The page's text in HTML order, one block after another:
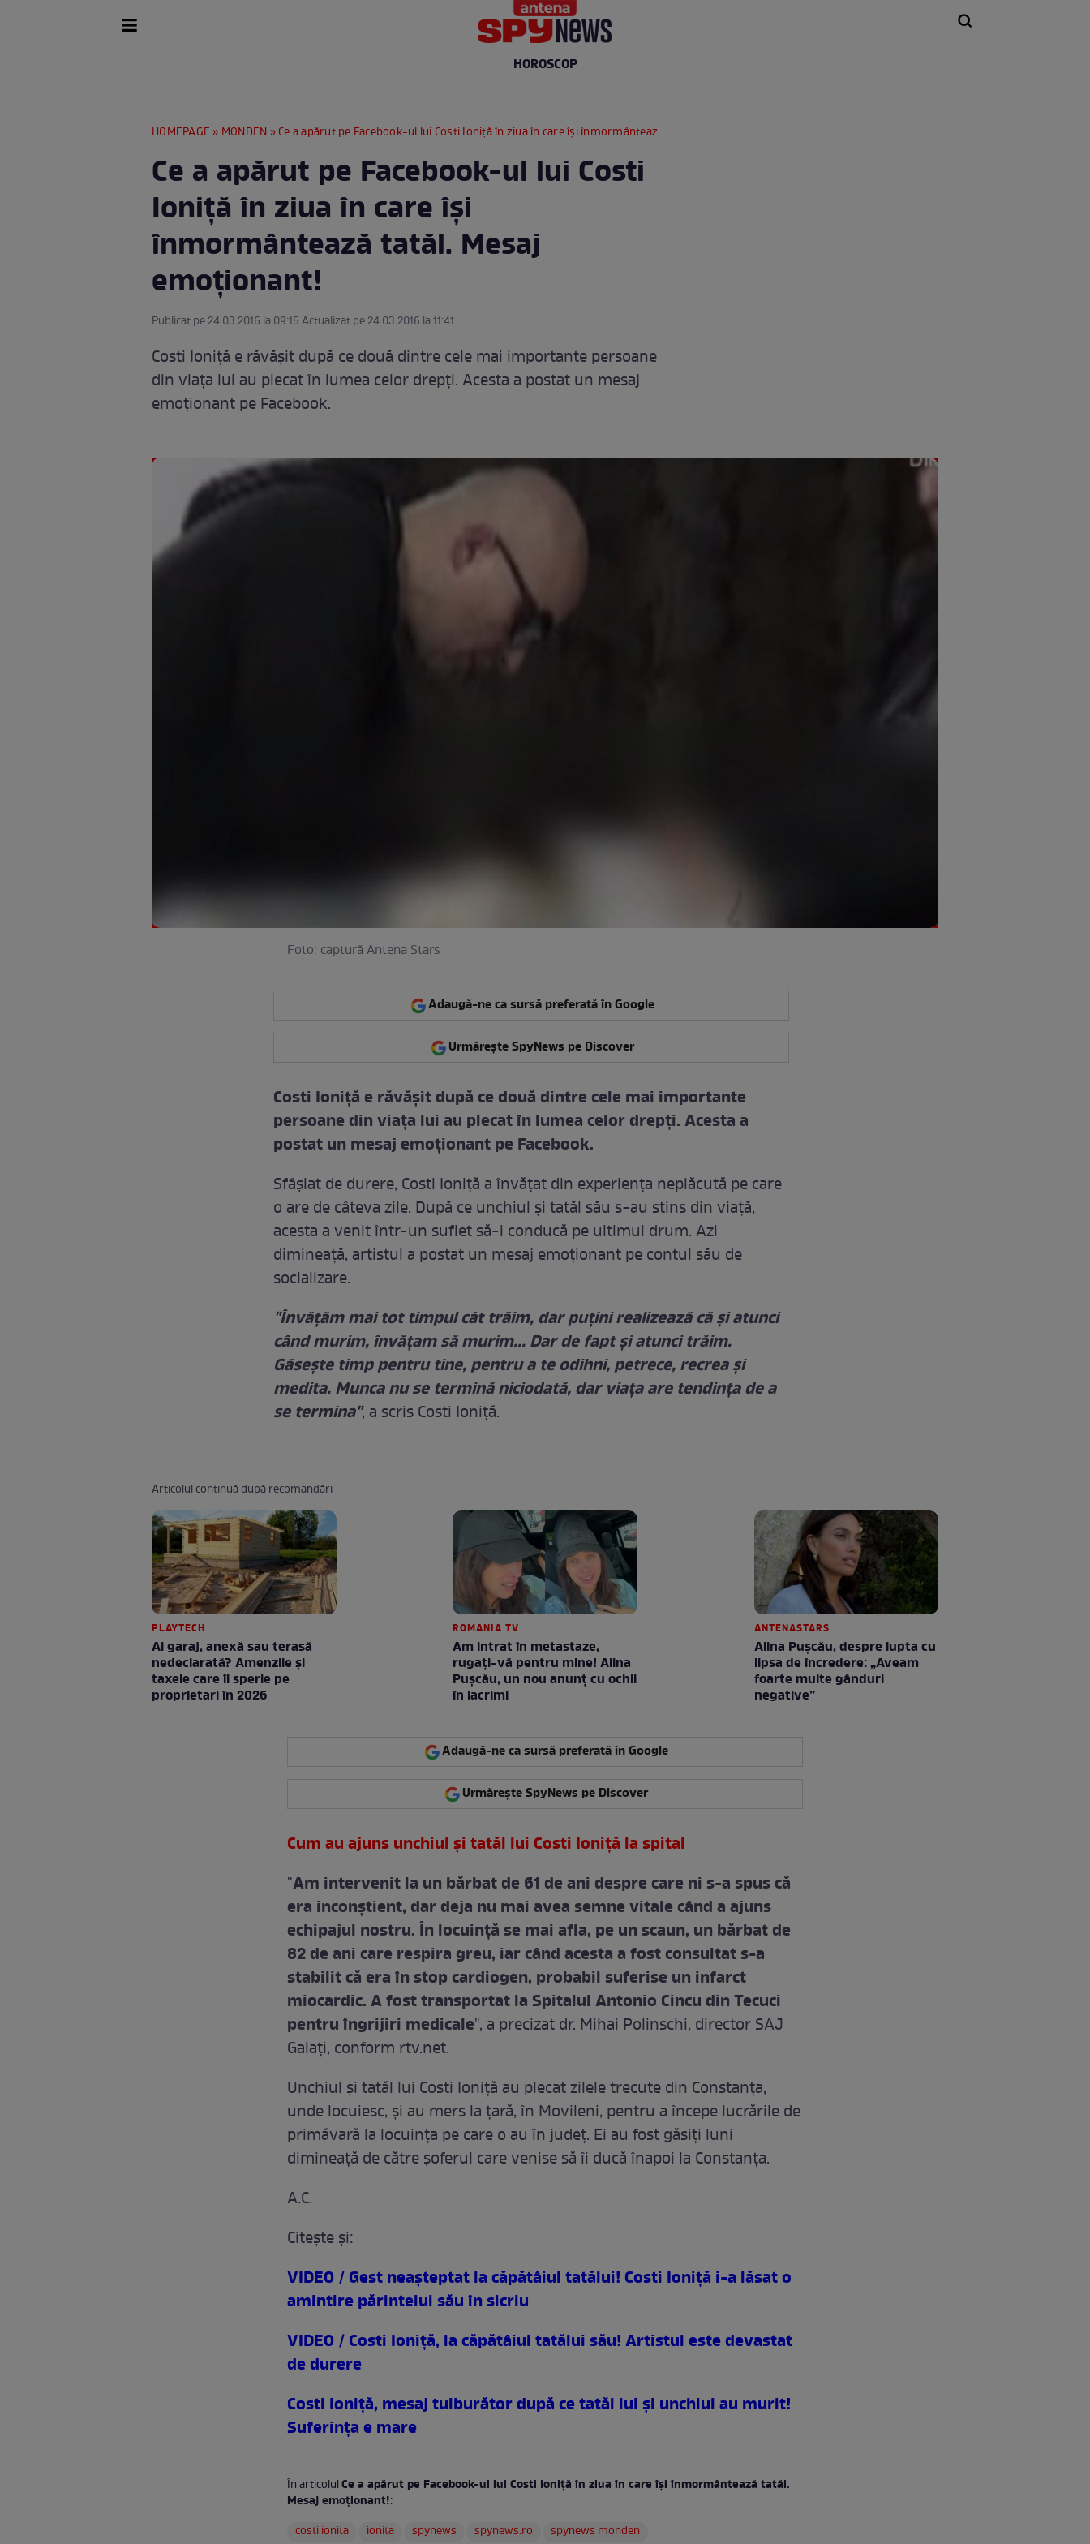
HOROSCOP
HOMEPAGE » MONDEN » Ce a apărut pe Facebook-ul lui Costi Ioniţă în ziua în care îşi înmormântează tatăl. Mesaj emoţionant!
Ce a apărut pe Facebook-ul lui Costi
Ioniţă în ziua în care îşi
înmormântează tatăl. Mesaj
emoţionant!
Publicat pe 24.03.2016 la 09:15 Actualizat pe 24.03.2016 la 11:41
Costi Ioniţă e răvăşit după ce două dintre cele mai importante persoane
din viaţa lui au plecat în lumea celor drepţi. Acesta a postat un mesaj
emoţionant pe Facebook.
Foto: captură Antena Stars
Adaugă-ne ca sursă preferată în Google
Urmărește SpyNews pe Discover
Costi Ioniţă e răvăşit după ce două dintre cele mai importante
persoane din viaţa lui au plecat în lumea celor drepţi. Acesta a
postat un mesaj emoţionant pe Facebook.
Sfâşiat de durere, Costi Ioniţă a învăţat din experienţa neplăcută pe care
o are de câteva zile. După ce unchiul şi tatăl său s-au stins din viaţă,
acesta a venit într-un suflet să-i conducă pe ultimul drum. Azi
dimineaţă, artistul a postat un mesaj emoţionant pe contul său de
socializare.
"Învățăm mai tot timpul cât trăim, dar puțini realizează că și atunci
când murim, învățam să murim... Dar de fapt și atunci trăim.
Găseşte timp pentru tine, pentru a te odihni, petrece, recrea şi
medita. Munca nu se termină niciodată, dar viaţa are tendinţa de a
se termina", a scris Costi Ioniţă.
Articolul continuă după recomandări
PLAYTECH
Ai garaj, anexă sau terasă
nedeclarată? Amenzile și
taxele care îi sperie pe
proprietari în 2026
ROMANIA TV
Am intrat în metastaze,
rugaţi-vă pentru mine! Alina
Puşcău, un nou anunţ cu ochii
în lacrimi
ANTENASTARS
Alina Pușcău, despre lupta cu
lipsa de încredere: „Aveam
foarte multe gânduri
negative”
Adaugă-ne ca sursă preferată în Google
Urmărește SpyNews pe Discover
Cum au ajuns unchiul şi tatăl lui Costi Ioniţă la spital
"Am intervenit la un bărbat de 61 de ani despre care ni s-a spus că
era inconștient, dar deja nu mai avea semne vitale când a ajuns
echipajul nostru. În locuinţă se mai afla, pe un scaun, un bărbat de
82 de ani care respira greu, iar când acesta a fost consultat s-a
stabilit că era în stop cardiogen, probabil suferise un infarct
miocardic. A fost transportat la Spitalul Antonio Cincu din Tecuci
pentru îngrijiri medicale", a precizat dr. Mihai Polinschi, director SAJ
Galaţi, conform rtv.net.
Unchiul şi tatăl lui Costi Ioniţă au plecat zilele trecute din Constanța,
unde locuiesc, și au mers la țară, în Movileni, pentru a începe lucrările de
primăvară la locuința pe care o au în județ. Ei au fost găsiți luni
dimineață de către șoferul care venise să îi ducă înapoi la Constanța.
A.C.
Citeşte şi:
VIDEO / Gest neaşteptat la căpătâiul tatălui! Costi Ioniţă i-a lăsat o
amintire părintelui său în sicriu
VIDEO / Costi Ioniţă, la căpătâiul tatălui său! Artistul este devastat
de durere
Costi Ioniţă, mesaj tulburător după ce tatăl lui şi unchiul au murit!
Suferinţa e mare
În articolulCe a apărut pe Facebook-ul lui Costi Ioniţă în ziua în care îşi înmormântează tatăl.
Mesaj emoţionant!:
costi ionita
ionita spynews spynews.ro spynews monden